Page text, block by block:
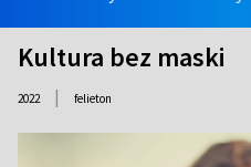
Kultura bez maski
2022 | felieton